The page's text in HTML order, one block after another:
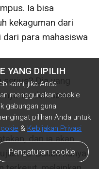
YANG DIPILIH
kami, jika Anda
menggunakan cookie
gabungan guna
pilihan Anda untuk
& Kebijakan Privasi
Pengaturan cookie